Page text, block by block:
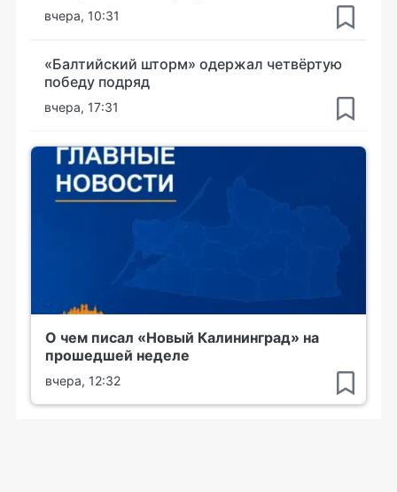
вчера, 10:31
«Балтийский шторм» одержал четвёртую
победу подряд
вчера, 17:31
О чем писал «Новый Калининград» на
прошедшей неделе
вчера, 12:32